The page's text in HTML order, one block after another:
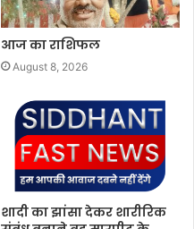
आज का राशिफल
August 8, 2026
शादी का झांसा देकर शारीरिक